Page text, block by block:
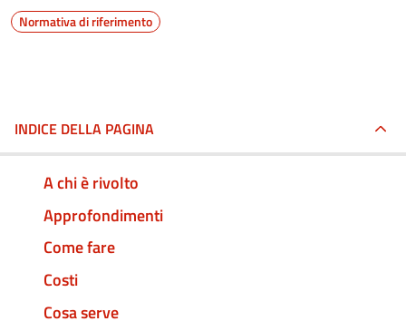
Normativa di riferimento
INDICE DELLA PAGINA
A chi è rivolto
Approfondimenti
Come fare
Costi
Cosa serve